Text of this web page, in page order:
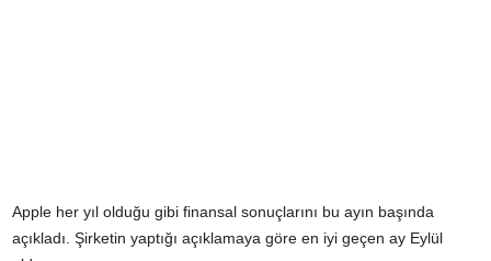
Apple her yıl olduğu gibi finansal sonuçlarını bu ayın başında
açıkladı. Şirketin yaptığı açıklamaya göre en iyi geçen ay Eylül